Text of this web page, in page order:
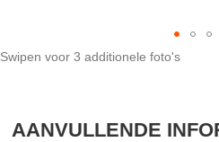
Swipen voor 3 additionele foto's
begin
AANVULLENDE